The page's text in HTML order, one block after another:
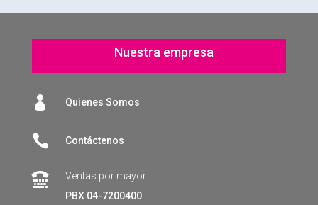
Nuestra empresa
 Quienes Somos
 Contáctenos

Ventas por mayor
PBX 04-7200400